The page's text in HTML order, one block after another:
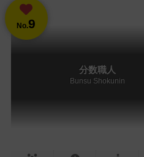
No.9
分数職人
Bunsu Shokunin